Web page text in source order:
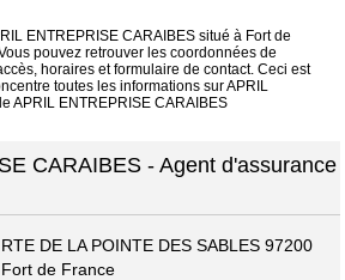
ENTREPRISE CARAIBES situé à Fort de
pouvez retrouver les coordonnées de
horaires et formulaire de contact. Ceci est
toutes les informations sur APRIL
APRIL ENTREPRISE CARAIBES
CARAIBES - Agent d'assurance
RTE DE LA POINTE DES SABLES97200
Fort de France